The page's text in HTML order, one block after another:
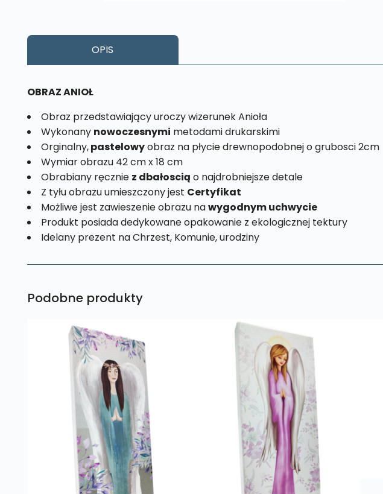
OPIS
OBRAZ ANIOŁ
Obraz przedstawiający uroczy wizerunek Anioła
Wykonany nowoczesnymi metodami drukarskimi
Orginalny,pastelowyobraz na płycie drewnopodobnej o grubosci 2cm
Wymiar obrazu 42 cm x 18 cm
Obrabiany ręcznie z dbałoscią o najdrobniejsze detale
Z tyłu obrazu umieszczony jest Certyfikat
Możliwe jest zawieszenie obrazu nawygodnym uchwycie
Produkt posiada dedykowane opakowanie z ekologicznej tektury
Idelany prezent na Chrzest, Komunie, urodziny
Podobne produkty